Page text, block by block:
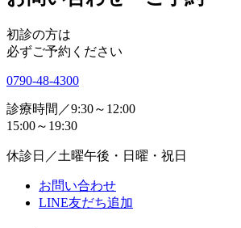
初診の方は
必ずご予約ください
0790-48-4300
診療時間／9:30～12:00
15:00～19:30
休診日／土曜午後・日曜・祝日
お問い合わせ
LINE友だち追加